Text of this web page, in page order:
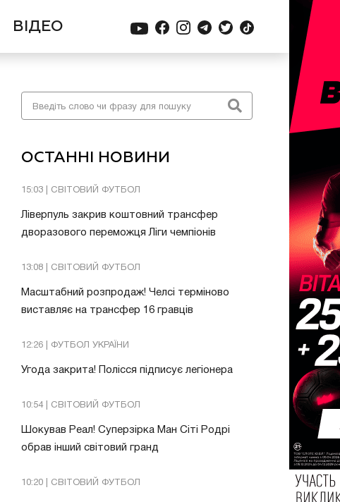
ВІДЕО
ОСТАННІ НОВИНИ
15:03 | СВІТОВИЙ ФУТБОЛ
Ліверпуль закрив коштовний трансфер
дворазового переможця Ліги чемпіонів
13:08 | СВІТОВИЙ ФУТБОЛ
Масштабний розпродаж! Челсі терміново
виставляє на трансфер 16 гравців
12:26 | ФУТБОЛ УКРАЇНИ
Угода закрита! Полісся підписує легіонера
10:54 | СВІТОВИЙ ФУТБОЛ
Шокував Реал! Суперзірка Ман Сіті Родрі
обрав інший світовий гранд
10:20 | СВІТОВИЙ ФУТБОЛ